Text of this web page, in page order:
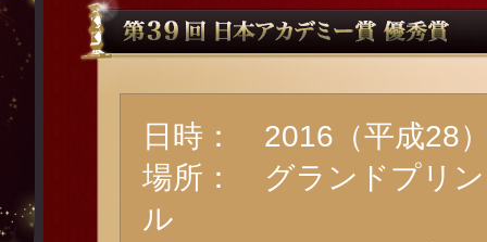
日時： 2016（平成28
場所： グランドプリ
ル